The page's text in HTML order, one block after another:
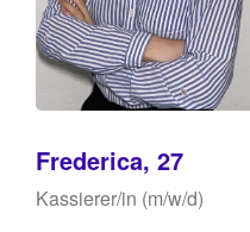
Frederica, 27
Kassierer/in (m/w/d)